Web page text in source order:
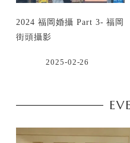
2024 福岡婚攝 Part 3- 福岡
街頭攝影
2025-02-26